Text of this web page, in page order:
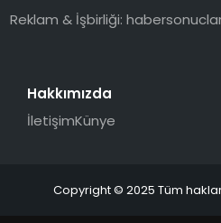
Reklam & İşbirliği:
Hakkımızda
İletişimKünye
Copyright © 2025 Tüm hakları